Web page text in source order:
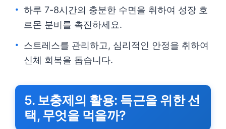
하루 7-8시간의 충분한 수면을 취하여 성장 호
르몬 분비를 촉진하세요.
스트레스를 관리하고, 심리적인 안정을 취하여
신체 회복을 돕습니다.
5. 보충제의 활용: 득근을 위한 선
택, 무엇을 먹을까?